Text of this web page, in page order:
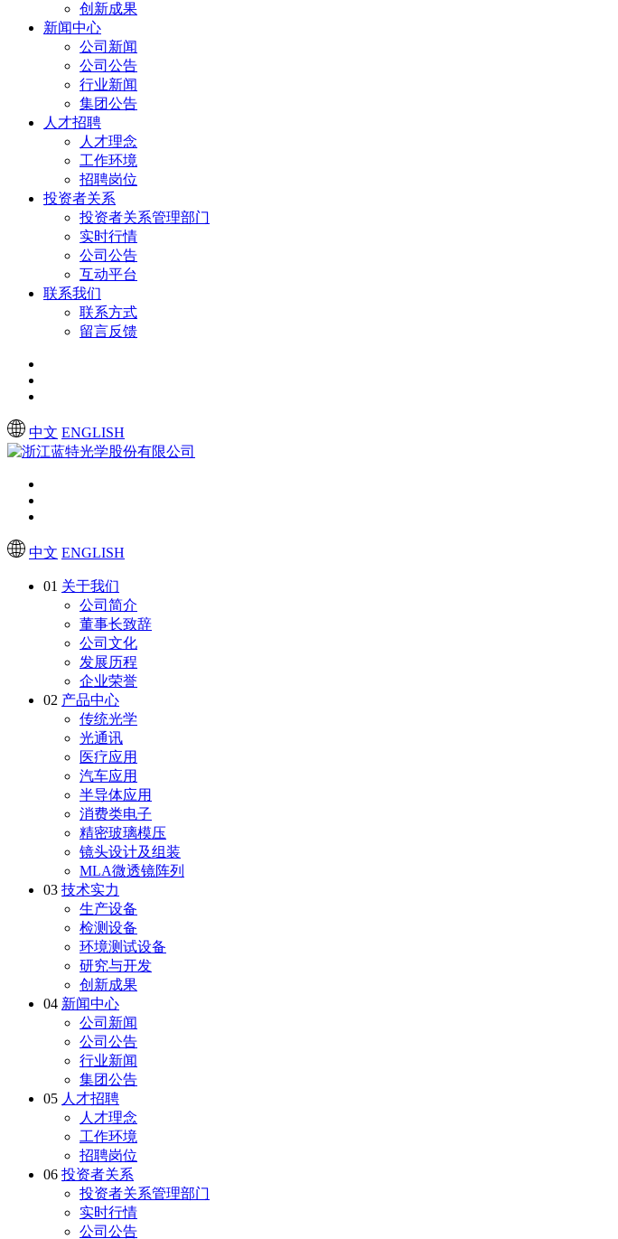
创新成果
新闻中心
公司新闻
公司公告
行业新闻
集团公告
人才招聘
人才理念
工作环境
招聘岗位
投资者关系
投资者关系管理部门
实时行情
公司公告
互动平台
联系我们
联系方式
留言反馈
中文 ENGLISH
中文 ENGLISH
01 关于我们
公司简介
董事长致辞
公司文化
发展历程
企业荣誉
02 产品中心
传统光学
光通讯
医疗应用
汽车应用
半导体应用
消费类电子
精密玻璃模压
镜头设计及组装
MLA微透镜阵列
03 技术实力
生产设备
检测设备
环境测试设备
研究与开发
创新成果
04 新闻中心
公司新闻
公司公告
行业新闻
集团公告
05 人才招聘
人才理念
工作环境
招聘岗位
06 投资者关系
投资者关系管理部门
实时行情
公司公告